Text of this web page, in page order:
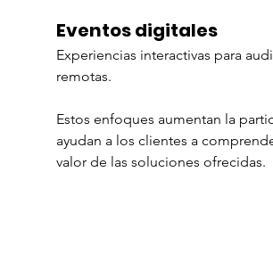
Eventos digitales
Experiencias interactivas para
remotas.
Estos enfoques aumentan la
ayudan a los clientes a
valor de las soluciones ofrecidas.